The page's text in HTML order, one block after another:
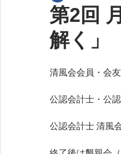
第2回
解く」
清風会会員・会
公認会計士・公
公認会計士 清風